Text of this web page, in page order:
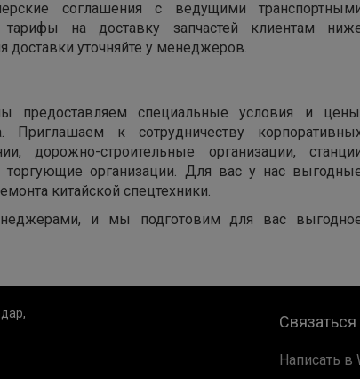
соглашения с ведущими
на доставку запчастей клиентам
доставки уточняйте у менеджеров.
предоставляем специальные условия и
Приглашаем к сотрудничеству
дорожно-строительные организации,
торгующие организации. Для вас у нас
китайской спецтехники.
и мы подготовим для вас
Написать в